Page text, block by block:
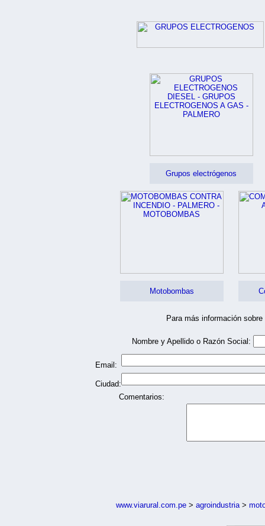
Grupos electrógenos
Motobombas
Para más información
Nombre y Apellido o Razón Social:
Email:
Ciudad:
Comentarios:
www.viarural.com.pe > agroindustria>